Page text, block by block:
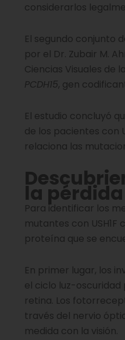
considerarlos
El segundo conjunto
por el Dr. Zubair M.
Ciencias Visuales de
PCDH15, gen
El estudio concluyó
de los pacientes con
relaciona las
la
Para identificar los
mutantes con
proteína que se
En primer lugar, los
el ciclo luz-
retina. Los
través del nervio
medida con la visión.